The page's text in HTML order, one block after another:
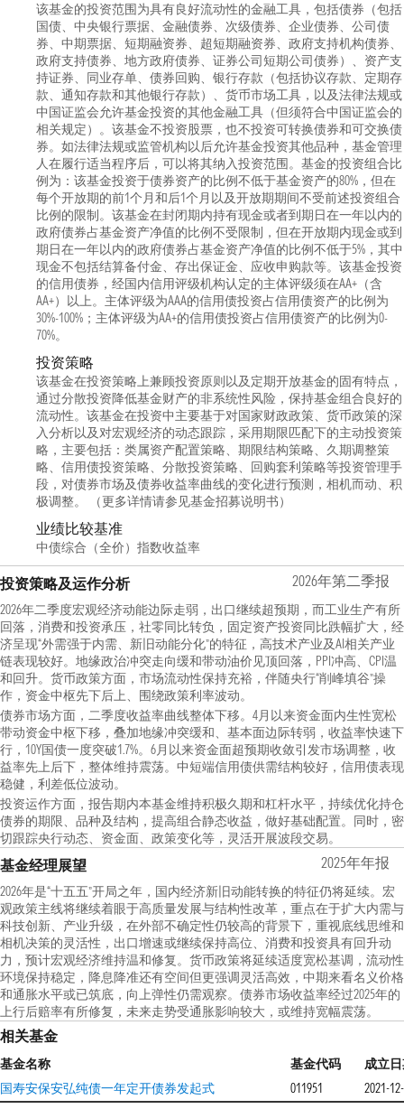
该基金的投资范围为具有良好流动性的金融工具，包括债券（包括
国债、中央银行票据、金融债券、次级债券、企业债券、公司债
券、中期票据、短期融资券、超短期融资券、政府支持机构债券、
政府支持债券、地方政府债券、证券公司短期公司债券）、资产支
持证券、同业存单、债券回购、银行存款（包括协议存款、定期存
款、通知存款和其他银行存款）、货币市场工具，以及法律法规或
中国证监会允许基金投资的其他金融工具（但须符合中国证监会的
相关规定）。该基金不投资股票，也不投资可转换债券和可交换债
券。如法律法规或监管机构以后允许基金投资其他品种，基金管理
人在履行适当程序后，可以将其纳入投资范围。基金的投资组合比
例为：该基金投资于债券资产的比例不低于基金资产的80%，但在
每个开放期的前1个月和后1个月以及开放期期间不受前述投资组合
比例的限制。该基金在封闭期内持有现金或者到期日在一年以内的
政府债券占基金资产净值的比例不受限制，但在开放期内现金或到
期日在一年以内的政府债券占基金资产净值的比例不低于5%，其中
现金不包括结算备付金、存出保证金、应收申购款等。该基金投资
的信用债券，经国内信用评级机构认定的主体评级须在AA+（含
AA+）以上。主体评级为AAA的信用债投资占信用债资产的比例为
30%-100%；主体评级为AA+的信用债投资占信用债资产的比例为0-
70%。
投资策略
该基金在投资策略上兼顾投资原则以及定期开放基金的固有特点，
通过分散投资降低基金财产的非系统性风险，保持基金组合良好的
流动性。该基金在投资中主要基于对国家财政政策、货币政策的深
入分析以及对宏观经济的动态跟踪，采用期限匹配下的主动投资策
略，主要包括：类属资产配置策略、期限结构策略、久期调整策
略、信用债投资策略、分散投资策略、回购套利策略等投资管理手
段，对债券市场及债券收益率曲线的变化进行预测，相机而动、积
极调整。 （更多详情请参见基金招募说明书）
业绩比较基准
中债综合（全价）指数收益率
投资策略及运作分析 2026年第二季报
2026年二季度宏观经济动能边际走弱，出口继续超预期，而工业生产有所
回落，消费和投资承压，社零同比转负，固定资产投资同比跌幅扩大，经
济呈现“外需强于内需、新旧动能分化”的特征，高技术产业及AI相关产业
链表现较好。地缘政治冲突走向缓和带动油价见顶回落，PPI冲高、CPI温
和回升。货币政策方面，市场流动性保持充裕，伴随央行“削峰填谷”操
作，资金中枢先下后上、围绕政策利率波动。
债券市场方面，二季度收益率曲线整体下移。4月以来资金面内生性宽松
带动资金中枢下移，叠加地缘冲突缓和、基本面边际转弱，收益率快速下
行，10Y国债一度突破1.7%。6月以来资金面超预期收敛引发市场调整，收
益率先上后下，整体维持震荡。中短端信用债供需结构较好，信用债表现
稳健，利差低位波动。
投资运作方面，报告期内本基金维持积极久期和杠杆水平，持续优化持仓
债券的期限、品种及结构，提高组合静态收益，做好基础配置。同时，密
切跟踪央行动态、资金面、政策变化等，灵活开展波段交易。
基金经理展望 2025年年报
2026年是“十五五”开局之年，国内经济新旧动能转换的特征仍将延续。宏
观政策主线将继续着眼于高质量发展与结构性改革，重点在于扩大内需与
科技创新、产业升级，在外部不确定性仍较高的背景下，重视底线思维和
相机决策的灵活性，出口增速或继续保持高位、消费和投资具有回升动
力，预计宏观经济维持温和修复。货币政策将延续适度宽松基调，流动性
环境保持稳定，降息降准还有空间但更强调灵活高效，中期来看名义价格
和通胀水平或已筑底，向上弹性仍需观察。债券市场收益率经过2025年的
上行后赔率有所修复，未来走势受通胀影响较大，或维持宽幅震荡。
相关基金
基金名称 基金代码
成立
国寿安保安弘纯债一年定开债券发起式
011951 2021-